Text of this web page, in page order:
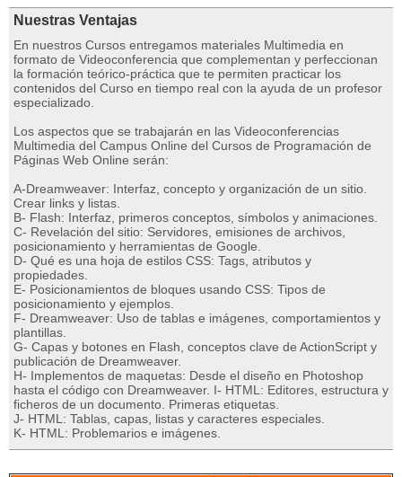
Nuestras Ventajas
En nuestros Cursos entregamos materiales Multimedia en
formato de Videoconferencia que complementan y perfeccionan
la formación teórico-práctica que te permiten practicar los
contenidos del Curso en tiempo real con la ayuda de un profesor
especializado.
Los aspectos que se trabajarán en las Videoconferencias
Multimedia del Campus Online del Cursos de Programación de
Páginas Web Online serán:
A-Dreamweaver: Interfaz, concepto y organización de un sitio.
Crear links y listas.
B- Flash: Interfaz, primeros conceptos, símbolos y animaciones.
C- Revelación del sitio: Servidores, emisiones de archivos,
posicionamiento y herramientas de Google.
D- Qué es una hoja de estilos CSS: Tags, atributos y
propiedades.
E- Posicionamientos de bloques usando CSS: Tipos de
posicionamiento y ejemplos.
F- Dreamweaver: Uso de tablas e imágenes, comportamientos y
plantillas.
G- Capas y botones en Flash, conceptos clave de ActionScript y
publicación de Dreamweaver.
H- Implementos de maquetas: Desde el diseño en Photoshop
hasta el código con Dreamweaver. I- HTML: Editores, estructura y
ficheros de un documento. Primeras etiquetas.
J- HTML: Tablas, capas, listas y caracteres especiales.
K- HTML: Problemarios e imágenes.